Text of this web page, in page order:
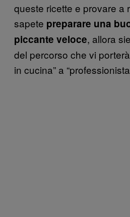
queste ricette e provare a
sapete preparare una
piccante veloce, allora
del percorso che vi
in cucina” a